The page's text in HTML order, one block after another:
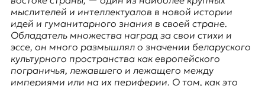
d
e
r
мыслителей и интеллектуалов в новой истории
идей и гуманитарного знания в своей стране.
Обладатель множества наград за свои стихи и
эссе, он много размышлял о значении беларуского
культурного пространства как европейского
пограничья, лежавшего и лежащего между
империями или на их периферии. О том, как это